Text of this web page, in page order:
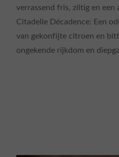
verrassend fris, ziltig en
Citadelle Décadence: Een
van gekonfijte citroen en
ongekende rijkdom en